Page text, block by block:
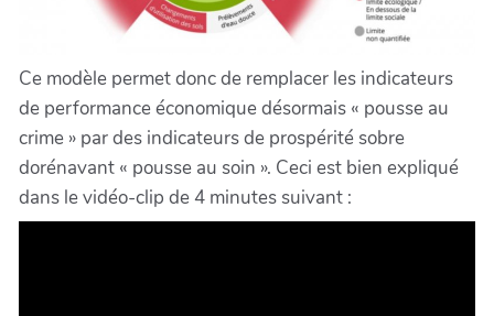
Ce modèle permet donc de remplacer les indicateurs
de performance économique désormais « pousse au
crime » par des indicateurs de prospérité sobre
dorénavant « pousse au soin ». Ceci est bien expliqué
dans le vidéo-clip de 4 minutes suivant :